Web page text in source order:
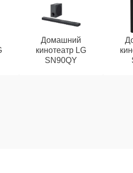
Домашний
кинотеатр LG
SN90QY